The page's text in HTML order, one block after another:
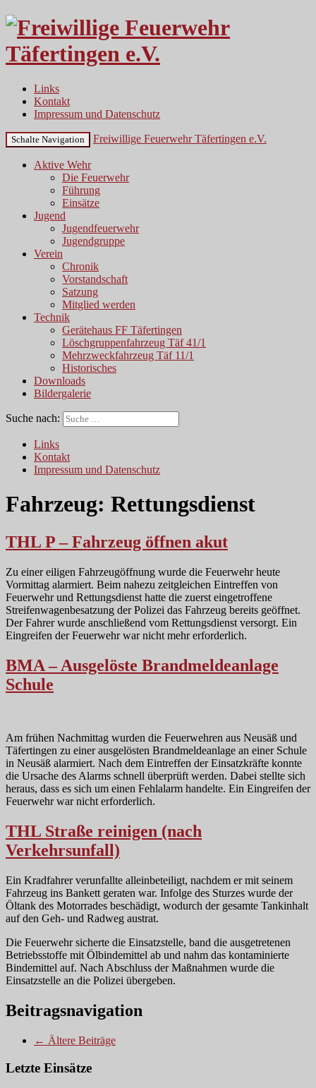
Links
Kontakt
Impressum und Datenschutz
Schalte Navigation Freiwillige Feuerwehr Täfertingen e.V.
Aktive Wehr
Die Feuerwehr
Führung
Einsätze
Jugend
Jugendfeuerwehr
Jugendgruppe
Verein
Chronik
Vorstandschaft
Satzung
Mitglied werden
Technik
Gerätehaus FF Täfertingen
Löschgruppenfahrzeug Täf 41/1
Mehrzweckfahrzeug Täf 11/1
Historisches
Downloads
Bildergalerie
Suche nach:
Links
Kontakt
Impressum und Datenschutz
Fahrzeug: Rettungsdienst
THL P – Fahrzeug öffnen akut
Zu einer eiligen Fahrzeugöffnung wurde die Feuerwehr heute
Vormittag alarmiert. Beim nahezu zeitgleichen Eintreffen von
Feuerwehr und Rettungsdienst hatte die zuerst eingetroffene
Streifenwagenbesatzung der Polizei das Fahrzeug bereits geöffnet.
Der Fahrer wurde anschließend vom Rettungsdienst versorgt. Ein
Eingreifen der Feuerwehr war nicht mehr erforderlich.
BMA – Ausgelöste Brandmeldeanlage
Schule
Am frühen Nachmittag wurden die Feuerwehren aus Neusäß und
Täfertingen zu einer ausgelösten Brandmeldeanlage an einer Schule
in Neusäß alarmiert. Nach dem Eintreffen der Einsatzkräfte konnte
die Ursache des Alarms schnell überprüft werden. Dabei stellte sich
heraus, dass es sich um einen Fehlalarm handelte. Ein Eingreifen der
Feuerwehr war nicht erforderlich.
THL Straße reinigen (nach
Verkehrsunfall)
Ein Kradfahrer verunfallte alleinbeteiligt, nachdem er mit seinem
Fahrzeug ins Bankett geraten war. Infolge des Sturzes wurde der
Öltank des Motorrades beschädigt, wodurch der gesamte Tankinhalt
auf den Geh- und Radweg austrat.
Die Feuerwehr sicherte die Einsatzstelle, band die ausgetretenen
Betriebsstoffe mit Ölbindemittel ab und nahm das kontaminierte
Bindemittel auf. Nach Abschluss der Maßnahmen wurde die
Einsatzstelle an die Polizei übergeben.
Beitragsnavigation
← Ältere Beiträge
Letzte Einsätze